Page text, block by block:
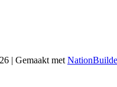
| Gemaakt met